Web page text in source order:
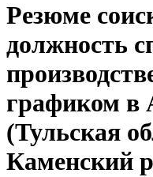
Резюме
должность
графиком в
(Тульская
Каменский